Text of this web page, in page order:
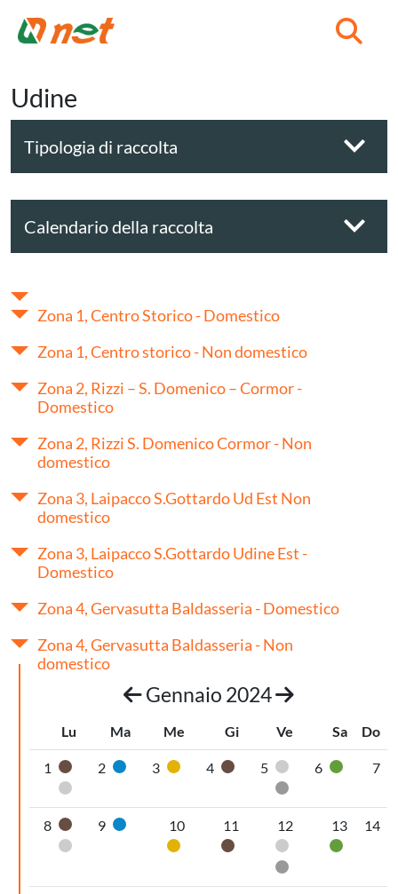
Udine
Tipologia di raccolta
Calendario della raccolta
Zona 1, Centro Storico - Domestico
Zona 1, Centro storico - Non domestico
Zona 2, Rizzi – S. Domenico – Cormor -
Domestico
Zona 2, Rizzi S. Domenico Cormor - Non
domestico
Zona 3, Laipacco S.Gottardo Ud Est Non
domestico
Zona 3, Laipacco S.Gottardo Udine Est -
Domestico
Zona 4, Gervasutta Baldasseria - Domestico
Zona 4, Gervasutta Baldasseria - Non
domestico
Gennaio 2024
Lu Ma Me Gi Ve Sa Do
1
Organico umido
Pannolini-pannoloni
2 Carta
3 Plastica
4 Organico umido
5
Pannolini-
Secco non
6 Vetro7
8
Organico umido
Pannolini-pannoloni
9 Carta
10
Plastica
11
Organico umido
12
Pannolini-
Secco non
13
Vetro
14